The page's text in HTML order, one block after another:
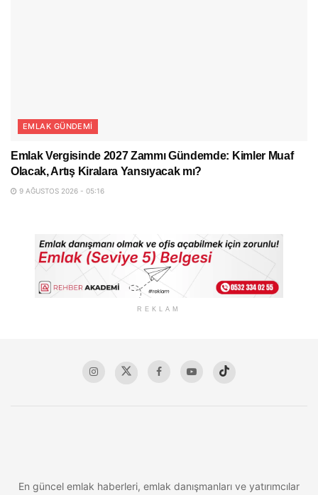
EMLAK GÜNDEMI
Emlak Vergisinde 2027 Zammı Gündemde: Kimler Muaf
Olacak, Artış Kiralara Yansıyacak mı?
9 AĞUSTOS 2026 - 05:16
REKLAM
En güncel emlak haberleri, emlak danışmanları ve yatırımcılar